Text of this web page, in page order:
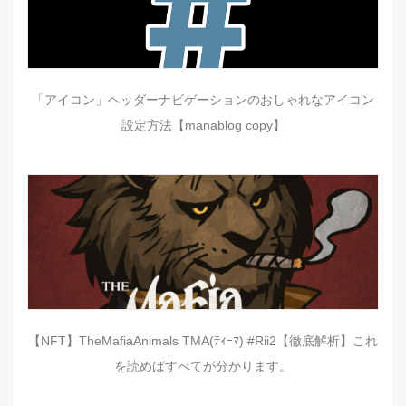
「アイコン」ヘッダーナビゲーションのおしゃれなアイコン
設定方法【manablog copy】
【NFT】TheMafiaAnimals TMA(ﾃｨｰﾏ) #Rii2【徹底解析】これ
を読めばすべてが分かります。